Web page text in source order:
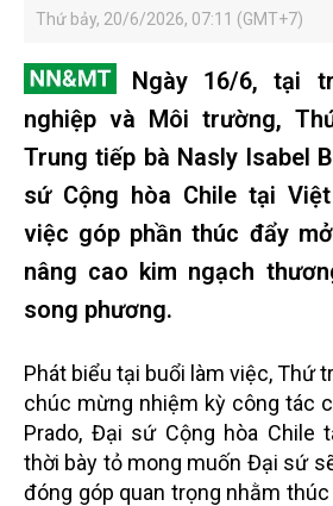
Thứ bảy, 20/6/2026, 07:11 (GMT+7)
Ngày 16/6, tại
nghiệp và Môi trường,
Trung tiếp bà Nasly Isabel
sứ Cộng hòa Chile tại
việc góp phần thúc đẩy
nâng cao kim ngạch
song phương.
Phát biểu tại buổi làm việc, Thứ
chúc mừng nhiệm kỳ công tác
Prado, Đại sứ Cộng hòa Chile
thời bày tỏ mong muốn Đại sứ
đóng góp quan trọng nhằm